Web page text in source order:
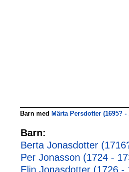
Barn med Märta Persdotter (1695? -
Barn:
Berta Jonasdotter
Per Jonasson (1724 -
Elin Jonasdotter (1726 -